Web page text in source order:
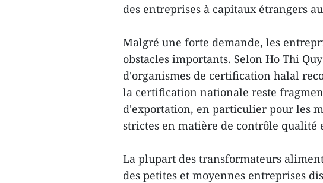
des entreprises à capitaux étrangers
Malgré une forte demande, les
obstacles importants. Selon Ho Thi
d'organismes de certification halal
la certification nationale reste
d'exportation, en particulier pour les
strictes en matière de contrôle qualité
La plupart des transformateurs
des petites et moyennes entreprises